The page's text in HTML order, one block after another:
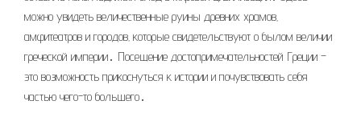
можно увидеть величественные руины древних храмов‚
амфитеатров и городов‚ которые свидетельствуют о былом величии
греческой империи․ Посещение достопримечательностей Греции –
это возможность прикоснуться к истории и почувствовать себя
частью чего-то большего․